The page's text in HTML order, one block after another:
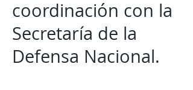
coordinación con la
Secretaría de la
Defensa Nacional.